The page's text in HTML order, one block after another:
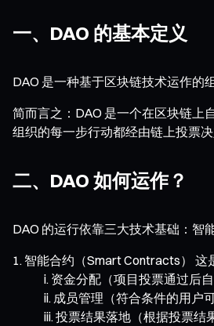
一、DAO 的基本定义
DAO 是一种基于区块链技术运作的
简而言之：DAO 是一个在区块链上
组织的每一步行动都经由链上投票决
二、DAO 如何运作？
DAO 的运行依靠三大技术基础：智
智能合约（Smart Contracts）
这
资金分配（项目投票通过后
成员管理（符合条件的用户
投票结果落地（根据投票结